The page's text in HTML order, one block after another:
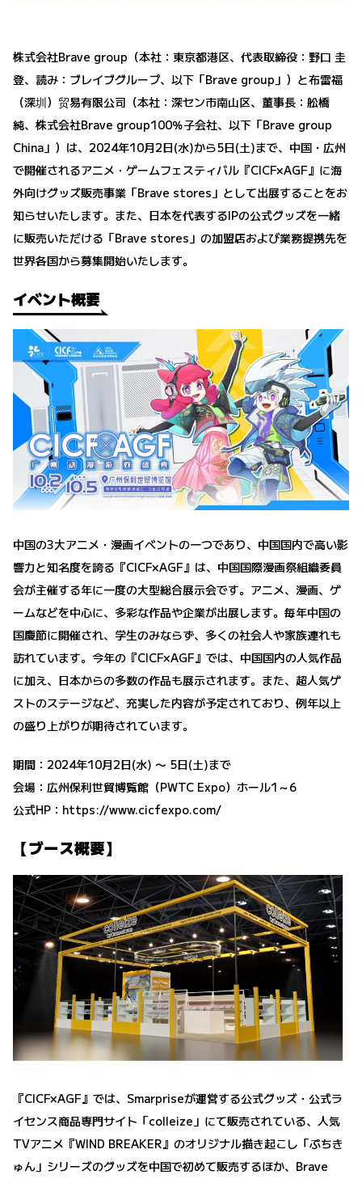
株式会社Brave group（本社：東京都港区、代表取締役：野口 圭
登、読み：ブレイブグループ、以下「Brave group」）と布雷福
（深圳）贸易有限公司（本社：深セン市南山区、董事長：舩橋
純、株式会社Brave group100％子会社、以下「Brave group
China」）は、2024年10月2日(水)から5日(土)まで、中国・広州
で開催されるアニメ・ゲームフェスティバル『CICF×AGF』に海
外向けグッズ販売事業「Brave stores」として出展することをお
知らせいたします。また、日本を代表するIPの公式グッズを一緒
に販売いただける「Brave stores」の加盟店および業務提携先を
世界各国から募集開始いたします。
イベント概要
中国の3大アニメ・漫画イベントの一つであり、中国国内で高い影
響力と知名度を誇る『CICF×AGF』は、中国国際漫画祭組織委員
会が主催する年に一度の大型総合展示会です。アニメ、漫画、ゲ
ームなどを中心に、多彩な作品や企業が出展します。毎年中国の
国慶節に開催され、学生のみならず、多くの社会人や家族連れも
訪れています。今年の『CICF×AGF』では、中国国内の人気作品
に加え、日本からの多数の作品も展示されます。また、超人気ゲ
ストのステージなど、充実した内容が予定されており、例年以上
の盛り上がりが期待されています。
期間：2024年10月2日(水) 〜 5日(土)まで
会場：広州保利世貿博覧館（PWTC Expo）ホール1～6
公式HP： https://www.cicfexpo.com/
【ブース概要】
『CICF×AGF』では、Smarpriseが運営する公式グッズ・公式ラ
イセンス商品専門サイト「colleize」にて販売されている、人気
TVアニメ『WIND BREAKER』のオリジナル描き起こし「ぷちき
ゅん」シリーズのグッズを中国で初めて販売するほか、Brave